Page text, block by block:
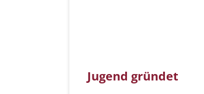
Jugend gründet